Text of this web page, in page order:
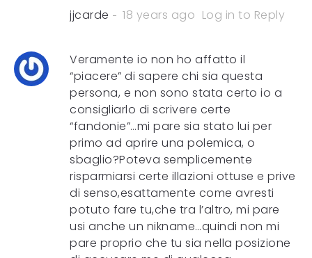
jjcarde
18 years ago Log in to Reply
Veramente io non ho affatto il
“piacere” di sapere chi sia questa
persona, e non sono stata certo io a
consigliarlo di scrivere certe
“fandonie”…mi pare sia stato lui per
primo ad aprire una polemica, o
sbaglio?Poteva semplicemente
risparmiarsi certe illazioni ottuse e prive
di senso,esattamente come avresti
potuto fare tu,che tra l’altro, mi pare
usi anche un nikname…quindi non mi
pare proprio che tu sia nella posizione